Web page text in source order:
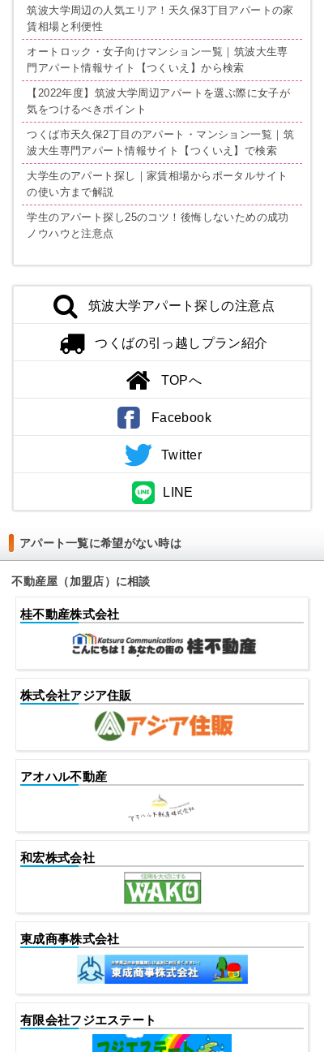
筑波大学周辺の人気エリア！天久保3丁目アパートの家
賃相場と利便性
オートロック・女子向けマンション一覧｜筑波大生専
門アパート情報サイト【つくいえ】から検索
【2022年度】筑波大学周辺アパートを選ぶ際に女子が
気をつけるべきポイント
つくば市天久保2丁目のアパート・マンション一覧｜筑
波大生専門アパート情報サイト【つくいえ】で検索
大学生のアパート探し｜家賃相場からポータルサイト
の使い方まで解説
学生のアパート探し25のコツ！後悔しないための成功
ノウハウと注意点
筑波大学アパート探しの注意点
つくばの引っ越しプラン紹介
TOPへ
Facebook
Twitter
LINE
アパート一覧に希望がない時は
不動産屋（加盟店）に相談
桂不動産株式会社
株式会社アジア住販
アオハル不動産
和宏株式会社
東成商事株式会社
有限会社フジエステート